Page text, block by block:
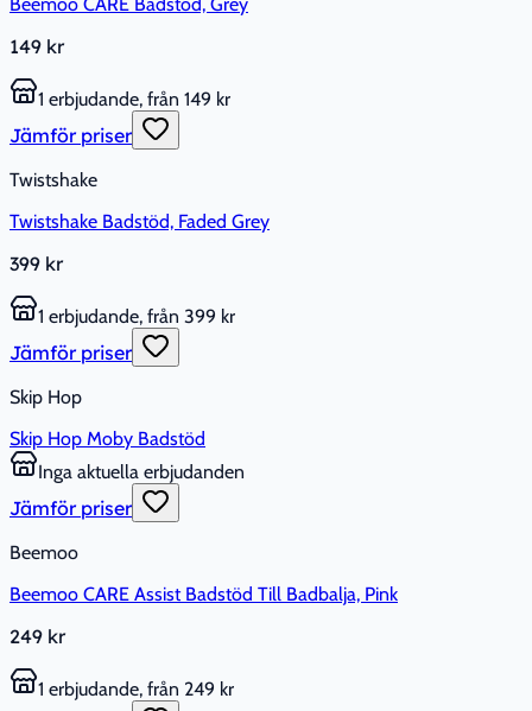
149 kr
1 erbjudande, från 149 kr
Jämför priser
Twistshake
Twistshake Badstöd, Faded Grey
399 kr
1 erbjudande, från 399 kr
Jämför priser
Skip Hop
Skip Hop Moby Badstöd
Inga aktuella erbjudanden
Jämför priser
Beemoo
Beemoo CARE Assist Badstöd Till Badbalja, Pink
249 kr
1 erbjudande, från 249 kr